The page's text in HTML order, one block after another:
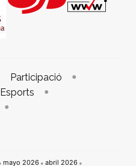
Participació
Esports
mayo 2026 abril 2026